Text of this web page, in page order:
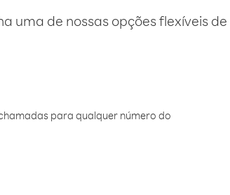
uma de nossas opções flexíveis de
para qualquer número do